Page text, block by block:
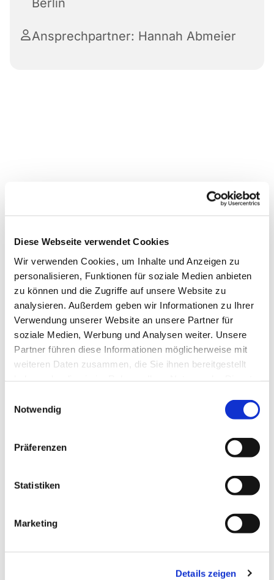
Diese Webseite verwendet Cookies
Wir verwenden Cookies, um Inhalte und Anzeigen zu
personalisieren, Funktionen für soziale Medien anbieten
zu können und die Zugriffe auf unsere Website zu
analysieren. Außerdem geben wir Informationen zu Ihrer
Verwendung unserer Website an unsere Partner für
soziale Medien, Werbung und Analysen weiter. Unsere
Partner führen diese Informationen möglicherweise mit
weiteren Daten zusammen, die Sie ihnen bereitgestellt
Notwendig
Präferenzen
Statistiken
Marketing
Details zeigen
Berlin
Ansprechpartner: Hannah Abmeier
Dies könnte Sie auch
interessieren